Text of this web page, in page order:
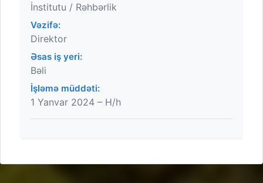
İnstitutu / Rəhbərlik
Vəzifə:
Direktor
Əsas iş yeri:
Bəli
İşləmə müddəti:
1 Yanvar 2024 – H/h